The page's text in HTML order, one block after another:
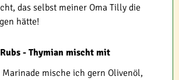
das selbst meiner Oma Tilly die
hätte!
- Thymian mischt mit
mische ich gern Olivenöl,